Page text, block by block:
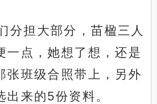
分担大部分，苗楹三人
一点，她想了想，还是
张班级合照带上，另外
出来的5份资料。